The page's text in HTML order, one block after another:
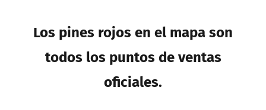
Los pines rojos en el mapa son
todos los puntos de ventas
oficiales.